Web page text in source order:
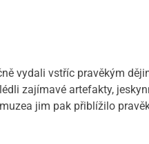
vydali vstříc pravěkým
zajímavé artefakty,
jim pak přiblížilo